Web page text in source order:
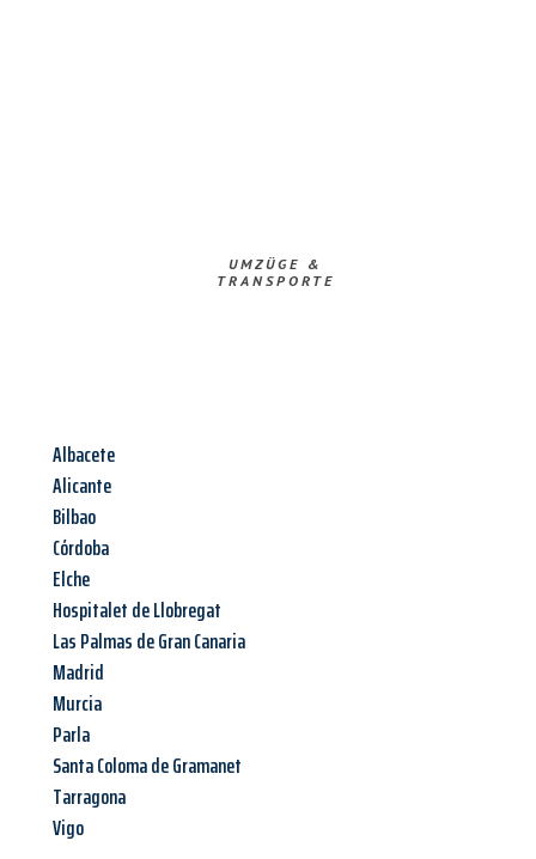
UMZÜGE &
TRANSPORTE
Albacete
Alicante
Bilbao
Córdoba
Elche
Hospitalet de Llobregat
Las Palmas de Gran Canaria
Madrid
Murcia
Parla
Santa Coloma de Gramanet
Tarragona
Vigo